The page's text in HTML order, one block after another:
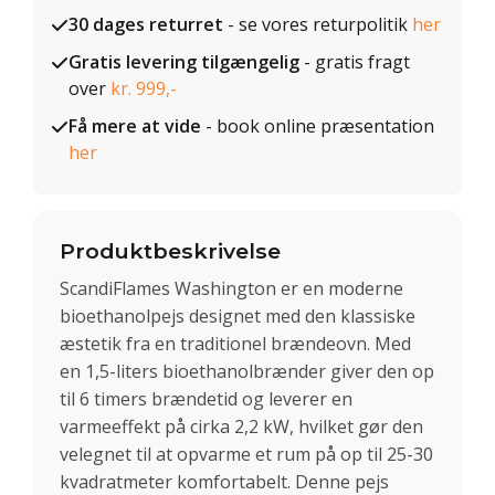
30 dages returret - se vores returpolitik her
Gratis levering tilgængelig - gratis fragt
over kr. 999,-
Få mere at vide - book online præsentation
her
Produktbeskrivelse
ScandiFlames Washington er en moderne
bioethanolpejs designet med den klassiske
æstetik fra en traditionel brændeovn. Med
en 1,5-liters bioethanolbrænder giver den op
til 6 timers brændetid og leverer en
varmeeffekt på cirka 2,2 kW, hvilket gør den
velegnet til at opvarme et rum på op til 25-30
kvadratmeter komfortabelt. Denne pejs